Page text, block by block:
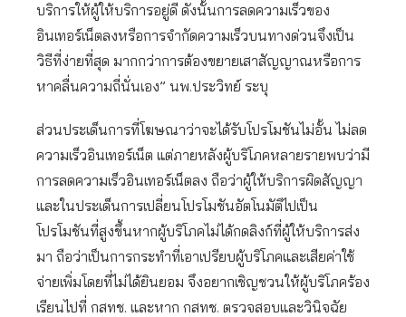
บริการให้ผู้ให้บริการอยู่ดี ดังนั้นการลดความเร็วของ
อินเทอร์เน็ตลงหรือการจำกัดความเร็วบนทางด่วนจึงเป็น
วิธีที่ง่ายที่สุด มากกว่าการต้องขยายเสาสัญญาณหรือการ
หาคลื่นความถี่นั่นเอง” นพ.ประวิทย์ ระบุ
ส่วนประเด็นการที่โฆษณาว่าจะได้รับโปรโมชันไม่อั้น ไม่ลด
ความเร็วอินเทอร์เน็ต แต่ภายหลังผู้บริโภคหลายรายพบว่ามี
การลดความเร็วอินเทอร์เน็ตลง ถือว่าผู้ให้บริการผิดสัญญา
และในประเด็นการเปลี่ยนโปรโมชันอัตโนมัติไปเป็น
โปรโมชันที่สูงขึ้นหากผู้บริโภคไม่ได้กดลิงก์ที่ผู้ให้บริการส่ง
มา ถือว่าเป็นการกระทำที่เอาเปรียบผู้บริโภคและเสียค่าใช้
จ่ายเพิ่มโดยที่ไม่ได้ยินยอม จึงอยากเชิญชวนให้ผู้บริโภคร้อง
เรียนไปที่ กสทช. และหาก กสทช. ตรวจสอบและวินิจฉัย